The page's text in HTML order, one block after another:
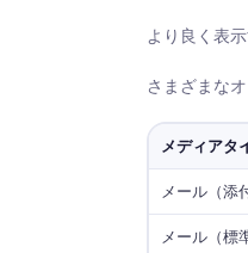
より良く表
さまざまな
メディアタ
メール（添
メール（標